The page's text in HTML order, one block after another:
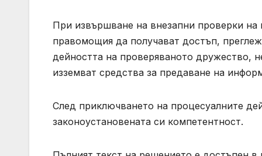
При извършване на внезапни проверки на
правомощия да получават достъп,
дейността на проверяваното дружество,
изземват средства за предаване на
След приключването на процесуалните
законоустановената си компетентност.